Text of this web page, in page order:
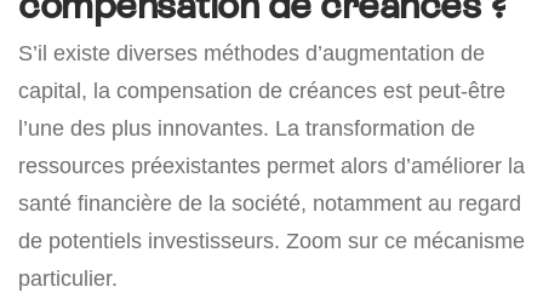
S’il existe diverses méthodes d’augmentation de
capital, la compensation de créances est peut-être
l’une des plus innovantes. La transformation de
ressources préexistantes permet alors d’améliorer la
santé financière de la société, notamment au regard
de potentiels investisseurs. Zoom sur ce mécanisme
particulier.